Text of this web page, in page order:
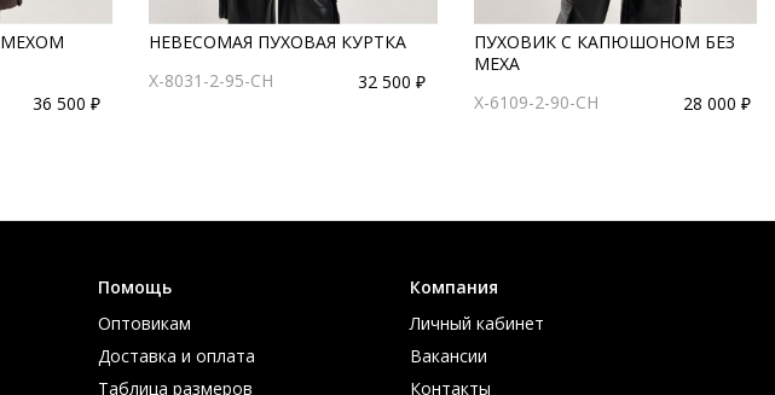
36 500 ₽
НЕВЕСОМАЯ ПУХОВАЯ КУРТКА
X-8031-2-95-CH
32 500 ₽
ПУХОВИК С КАПЮШОНОМ БЕЗ
МЕХА
X-6109-2-90-CH
28 000 ₽
Помощь
Оптовикам
Доставка и оплата
Таблица размеров
Компания
Личный кабинет
Вакансии
Контакты